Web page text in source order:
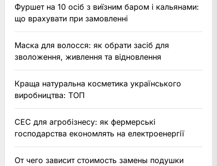
Фуршет на 10 осіб з виїзним баром і кальянами:
що врахувати при замовленні
Маска для волосся: як обрати засіб для
зволоження, живлення та відновлення
Краща натуральна косметика українського
виробництва: ТОП
СЕС для агробізнесу: як фермерські
господарства економлять на електроенергії
От чего зависит стоимость замены подушки